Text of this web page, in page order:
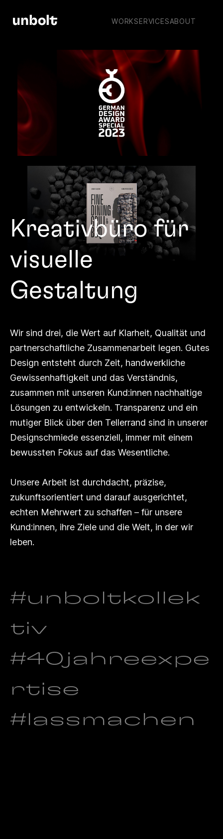
WORKSERVICESABOUT
Kreativbüro für
visuelle
Gestaltung
Wir sind drei, die Wert auf Klarheit, Qualität und
partnerschaftliche Zusammenarbeit legen. Gutes
Design entsteht durch Zeit, handwerkliche
Gewissenhaftigkeit und das Verständnis,
zusammen mit unseren Kund:innen nachhaltige
Lösungen zu entwickeln. Transparenz und ein
mutiger Blick über den Tellerrand sind in unserer
Designschmiede essenziell, immer mit einem
bewussten Fokus auf das Wesentliche.
Unsere Arbeit ist durchdacht, präzise,
zukunftsorientiert und darauf ausgerichtet,
echten Mehrwert zu schaffen – für unsere
Kund:innen, ihre Ziele und die Welt, in der wir
leben.
#unboltkollek
tiv
#40jahreexpe
rtise
#lassmachen